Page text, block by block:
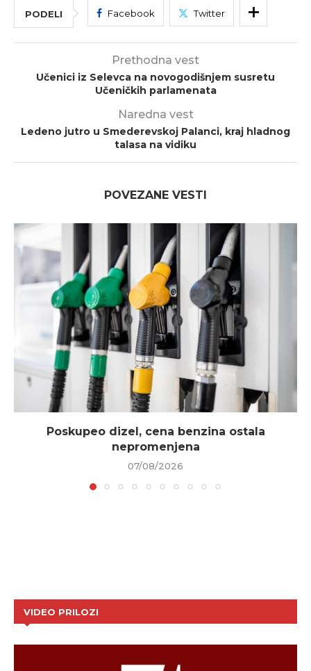
PODELI Facebook Twitter
Prethodna vest
Učenici iz Selevca na novogodišnjem susretu
Učeničkih parlamenata
Naredna vest
Ledeno jutro u Smederevskoj Palanci, kraj hladnog
talasa na vidiku
POVEZANE VESTI
Poskupeo dizel, cena benzina ostala
nepromenjena
07/08/2026
VIDEO PRILOZI